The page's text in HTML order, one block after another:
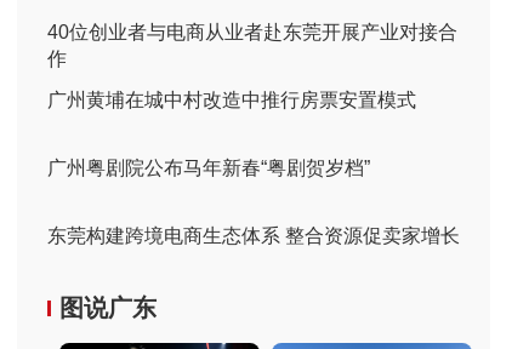
40位创业者与电商从业者赴东莞开展产业对接合
作
广州黄埔在城中村改造中推行房票安置模式
广州粤剧院公布马年新春“粤剧贺岁档”
东莞构建跨境电商生态体系 整合资源促卖家增长
图说广东